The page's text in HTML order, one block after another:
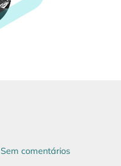
Sem comentários